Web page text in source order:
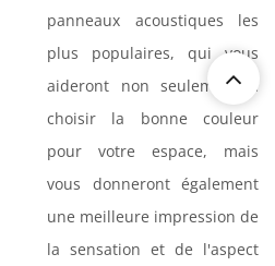
panneaux acoustiques les
plus populaires, qui vous
aideront non seulement à
choisir la bonne couleur
pour votre espace, mais
vous donneront également
une meilleure impression de
la sensation et de l'aspect